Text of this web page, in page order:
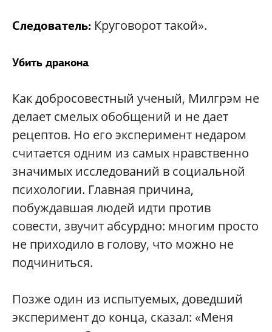
Следователь: Круговорот такой».
Убить дракона
Как добросовестный ученый, Милгрэм не
делает смелых обобщений и не дает
рецептов. Но его эксперимент недаром
считается одним из самых нравственно
значимых исследований в социальной
психологии. Главная причина,
побуждавшая людей идти против
совести, звучит абсурдно: многим просто
не приходило в голову, что можно не
подчиниться.
Позже один из испытуемых, доведший
эксперимент до конца, сказал: «Меня